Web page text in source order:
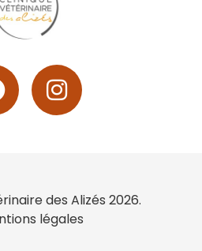
des Alizés 2026.
légales